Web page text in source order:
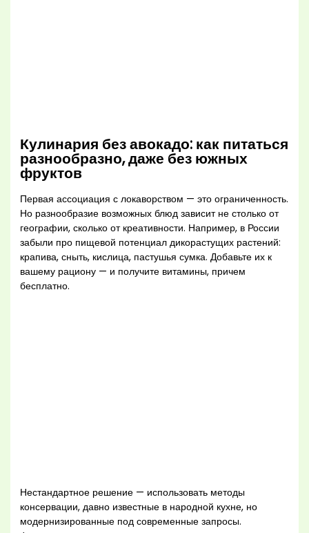
Кулинария без авокадо: как питаться
разнообразно, даже без южных
фруктов
Первая ассоциация с локаворством — это ограниченность.
Но разнообразие возможных блюд зависит не столько от
географии, сколько от креативности. Например, в России
забыли про пищевой потенциал дикорастущих растений:
крапива, сныть, кислица, пастушья сумка. Добавьте их к
вашему рациону — и получите витамины, причем
бесплатно.
Нестандартное решение — использовать методы
консервации, давно известные в народной кухне, но
модернизированные под современные запросы.